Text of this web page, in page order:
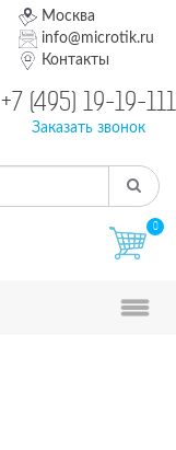
Москва
info@microtik.ru
Контакты
+7 (495) 19-19-111
Заказать звонок
0